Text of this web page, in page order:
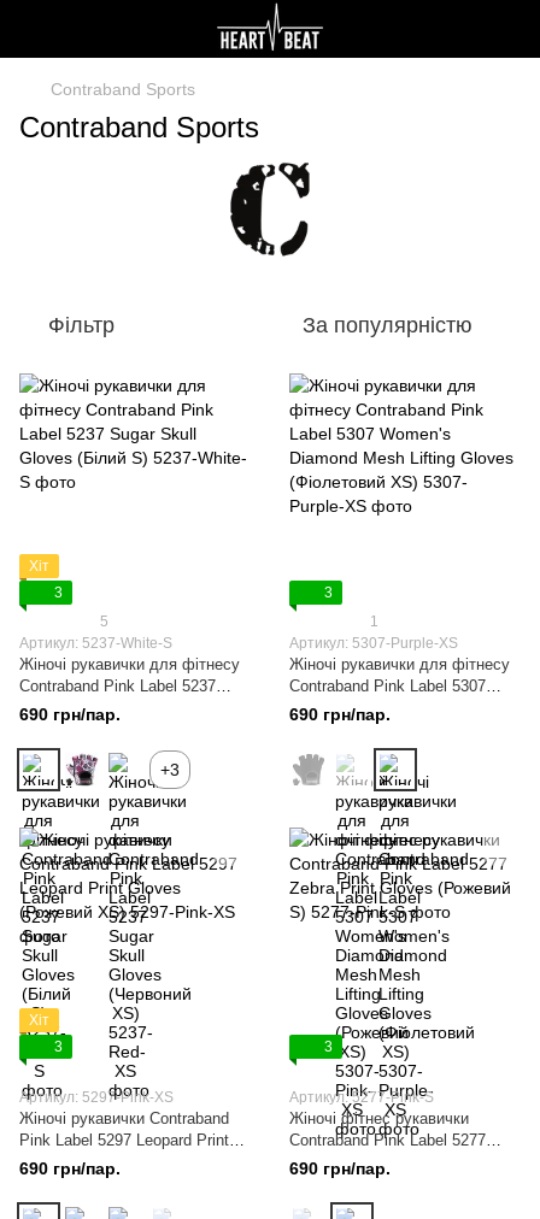
Contraband Sports
Contraband Sports
Фільтр За популярністю
Хіт
3
5
Артикул: 5237-White-S
Жіночі рукавички для фітнесу
Contraband Pink Label 5237
Sugar Skull Gloves (Білий S)
690 грн/пар.
+3
3
1
Артикул: 5307-Purple-XS
Жіночі рукавички для фітнесу
Contraband Pink Label 5307
Women's Diamond Mesh Lifting
Gloves (Фіолетовий XS)
690 грн/пар.
Хіт
3
Артикул: 5297-Pink-XS
Жіночі рукавички Contraband
Pink Label 5297 Leopard Print
Gloves (Рожевий XS)
690 грн/пар.
3
Артикул: 5277-Pink-S
Жіночі фітнес рукавички
Contraband Pink Label 5277
Zebra Print Gloves (Рожевий S)
690 грн/пар.